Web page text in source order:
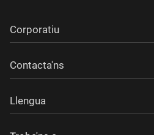
Corporatiu
Contacta'ns
Llengua